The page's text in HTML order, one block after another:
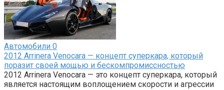
Автомобили 0
2012 Arrinera Venocara — концепт суперкара, который
поразит своей мощью и бескомпромиссностью
2012 Arrinera Venocara — это концепт суперкара, который
является настоящим воплощением скорости и агрессии